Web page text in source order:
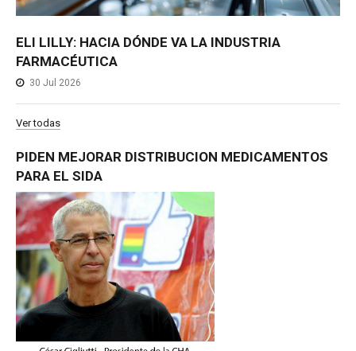
ELI LILLY: HACIA DÓNDE VA LA INDUSTRIA
FARMACÉUTICA
30 Jul 2026
Ver todas
PIDEN MEJORAR DISTRIBUCION MEDICAMENTOS
PARA EL SIDA